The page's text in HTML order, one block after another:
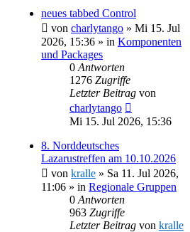
neues tabbed Control
von charlytango » Mi 15. Jul
2026, 15:36 » in Komponenten
und Packages
0 Antworten
1276 Zugriffe
Letzter Beitrag von
charlytango
Mi 15. Jul 2026, 15:36
8. Norddeutsches
Lazarustreffen am 10.10.2026
von kralle » Sa 11. Jul 2026,
11:06 » in Regionale Gruppen
0 Antworten
963 Zugriffe
Letzter Beitrag von kralle